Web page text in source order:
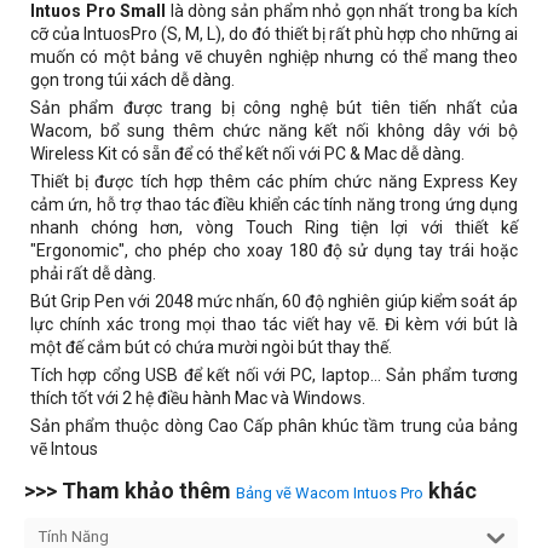
Intuos Pro Small
là dòng sản phẩm nhỏ gọn nhất trong ba kích
cỡ của IntuosPro (S, M, L), do đó thiết bị rất phù hợp cho những ai
muốn có một bảng vẽ chuyên nghiệp nhưng có thể mang theo
gọn trong túi xách dễ dàng.
Sản phẩm được trang bị công nghệ bút tiên tiến nhất của
Wacom, bổ sung thêm chức năng kết nối không dây với bộ
Wireless Kit có sẵn để có thể kết nối với PC & Mac dễ dàng.
Thiết bị được tích hợp thêm các phím chức năng Express Key
cảm ứn, hỗ trợ thao tác điều khiển các tính năng trong ứng dụng
nhanh chóng hơn, vòng Touch Ring tiện lợi với thiết kế
"Ergonomic", cho phép cho xoay 180 độ sử dụng tay trái hoặc
phải rất dễ dàng.
Bút Grip Pen với 2048 mức nhấn, 60 độ nghiên giúp kiểm soát áp
lực chính xác trong mọi thao tác viết hay vẽ. Đi kèm với bút là
một đế cắm bút có chứa mười ngòi bút thay thế.
Tích hợp cổng USB để kết nối với PC, laptop... Sản phẩm tương
thích tốt với 2 hệ điều hành Mac và Windows.
Sản phẩm thuộc dòng Cao Cấp phân khúc tầm trung của bảng
vẽ Intous
>>> Tham khảo thêm Bảng vẽ Wacom Intuos Pro khác
Tính Năng